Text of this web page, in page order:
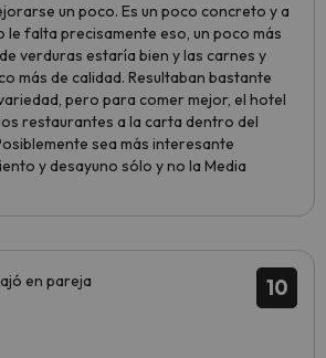
un poco. Es un poco concreto y a
le falta precisamente eso, un poco más
verduras estaría bien y las carnes y
más de calidad. Resultaban bastante
pero para comer mejor, el hotel
restaurantes a la carta dentro del
sea más interesante
y desayuno sólo y no la Media
10
en pareja